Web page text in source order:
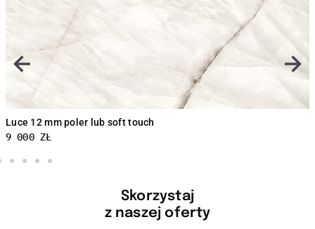
Luce 12 mm poler lub soft touch
9 000 ZŁ
Skorzystaj
z naszej oferty